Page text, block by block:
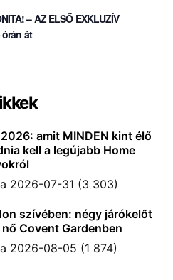
– AZ ELSŐ EXKLUZÍV
órán át
amit MINDEN kint élő
kell a legújabb Home
2026-07-31 (3 303)
szívében: négy járókelőt
Covent Gardenben
2026-08-05 (1 874)